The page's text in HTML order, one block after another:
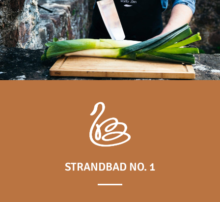
STRANDBAD NO. 1